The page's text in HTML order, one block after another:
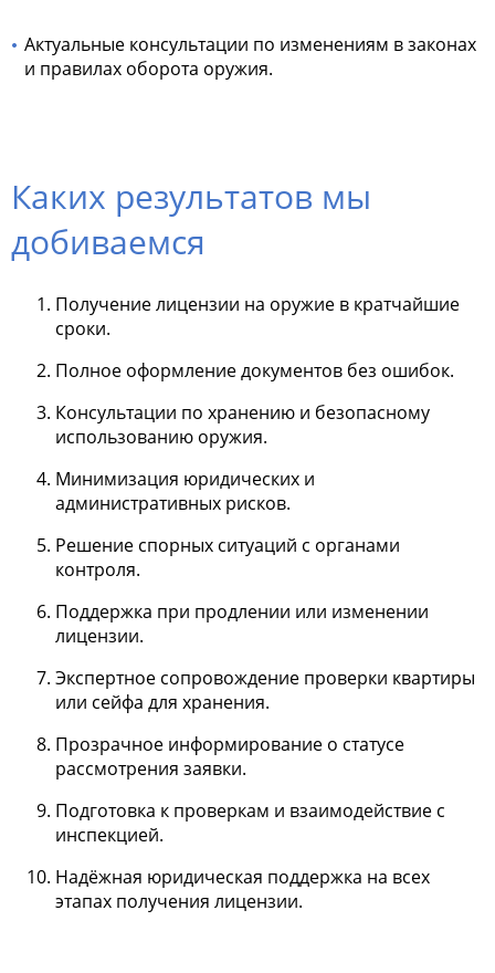
Актуальные консультации по изменениям в законах
и правилах оборота оружия.
Каких результатов мы
добиваемся
Получение лицензии на оружие в кратчайшие
сроки.
Полное оформление документов без ошибок.
Консультации по хранению и безопасному
использованию оружия.
Минимизация юридических и
административных рисков.
Решение спорных ситуаций с органами
контроля.
Поддержка при продлении или изменении
лицензии.
Экспертное сопровождение проверки квартиры
или сейфа для хранения.
Прозрачное информирование о статусе
рассмотрения заявки.
Подготовка к проверкам и взаимодействие с
инспекцией.
Надёжная юридическая поддержка на всех
этапах получения лицензии.